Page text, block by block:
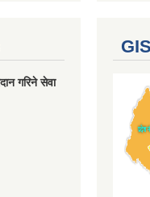
गरिने सेवा